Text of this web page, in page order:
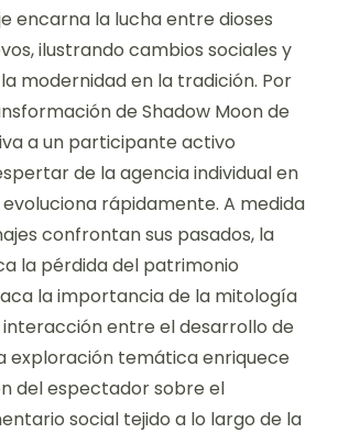
encarna la lucha entre dioses
ilustrando cambios sociales y
modernidad en la tradición. Por
de Shadow Moon de
a un participante activo
de la agencia individual en
rápidamente. A medida
confrontan sus pasados, la
la pérdida del patrimonio
la importancia de la mitología
interacción entre el desarrollo de
exploración temática enriquece
del espectador sobre el
social tejido a lo largo de la